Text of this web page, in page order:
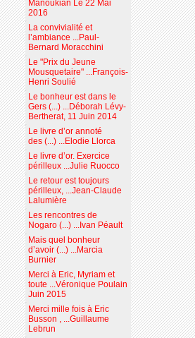
Manoukian Le 22 Mai
2016
La convivialité et
l’ambiance ...Paul-
Bernard Moracchini
Le "Prix du Jeune
Mousquetaire" ...François-
Henri Soulié
Le bonheur est dans le
Gers (...) ...Déborah Lévy-
Bertherat, 11 Juin 2014
Le livre d’or annoté
des (...) ...Elodie Llorca
Le livre d’or. Exercice
périlleux ...Julie Ruocco
Le retour est toujours
périlleux, ...Jean-Claude
Lalumière
Les rencontres de
Nogaro (...) ...Ivan Péault
Mais quel bonheur
d’avoir (...) ...Marcia
Burnier
Merci à Eric, Myriam et
toute ...Véronique Poulain
Juin 2015
Merci mille fois à Eric
Busson , ...Guillaume
Lebrun